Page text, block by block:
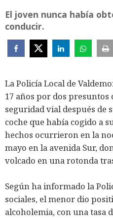
El joven nunca había
conducir.
La Policía Local de
17 años por dos presuntos
seguridad vial después de
coche que había cogido a
hechos ocurrieron en la
mayo en la avenida Sur,
volcado en una rotonda
Según ha informado la
sociales, el menor dio
alcoholemia, con una tasa